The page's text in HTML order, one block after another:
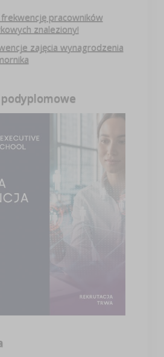
pracowników
znaleziony!
zajęcia wynagrodzenia